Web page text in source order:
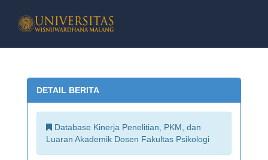
TUGAS POKOK &
DETAIL BERITA
Database Kinerja Penelitian, PKM, dan
Luaran Akademik Dosen Fakultas Psikologi